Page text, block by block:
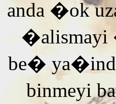
anda �ok
�alismayi
be�
binmeyi